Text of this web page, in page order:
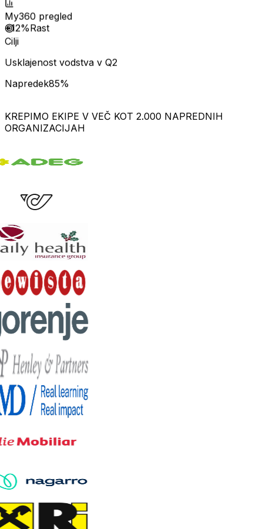
My360 pregled
+12%Rast
Cilji
Usklajenost vodstva v Q2
Napredek85%
KREPIMO EKIPE V VEČ KOT 2.000 NAPREDNIH
ORGANIZACIJAH